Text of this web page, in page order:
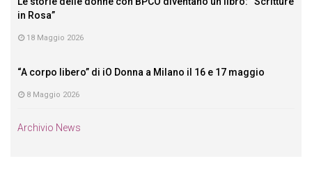
in Rosa”
18 Maggio 2026
“A corpo libero” di iO Donna a Milano il 16 e 17 maggio
8 Maggio 2026
Archivio News